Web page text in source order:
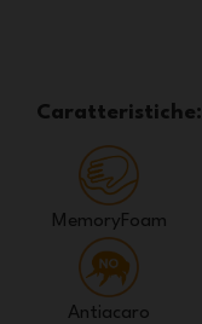
Caratteristiche:
MemoryFoam
Antiacaro